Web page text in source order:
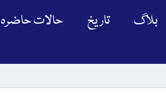
بلاگ تاریخ حالات حاضرہ